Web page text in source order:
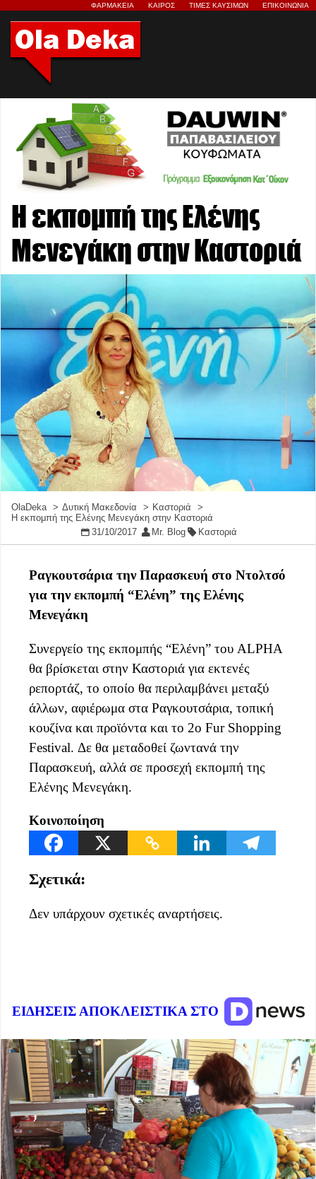
ΦΑΡΜΑΚΕΙΑ ΚΑΙΡΟΣ ΤΙΜΕΣ ΚΑΥΣΙΜΩΝ ΕΠΙΚΟΙΝΩΝΙΑ
Η εκπομπή της Ελένης
Μενεγάκη στην Καστοριά
OlaDeka Δυτική Μακεδονία
Καστοριά
Η εκπομπή της Ελένης Μενεγάκη στην Καστοριά
31/10/2017
Mr. Blog Καστοριά
Ραγκουτσάρια την Παρασκευή στο Ντολτσό
για την εκπομπή “Ελένη” της Ελένης
Μενεγάκη
Συνεργείο της εκπομπής “Ελένη” του ALPHA
θα βρίσκεται στην Καστοριά για εκτενές
ρεπορτάζ, το οποίο θα περιλαμβάνει μεταξύ
άλλων, αφιέρωμα στα Ραγκουτσάρια, τοπική
κουζίνα και προϊόντα και το 2o Fur Shopping
Festival. Δε θα μεταδοθεί ζωντανά την
Παρασκευή, αλλά σε προσεχή εκπομπή της
Ελένης Μενεγάκη.
Κοινοποίηση
Σχετικά:
Δεν υπάρχουν σχετικές αναρτήσεις.
ΕΙΔΗΣΕΙΣ ΑΠΟΚΛΕΙΣΤΙΚΑ ΣΤΟ